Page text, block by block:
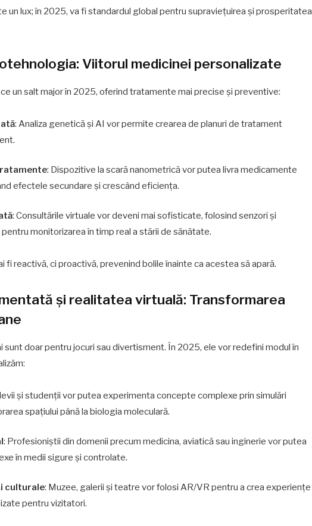
un lux; în 2025, va fi standardul global pentru supraviețuirea și prosperitatea
Viitorul medicinei personalizate
un salt major în 2025, oferind tratamente mai precise și preventive:
: Analiza genetică și AI vor permite crearea de planuri de tratament
: Dispozitive la scară nanometrică vor putea livra medicamente
efectele secundare și crescând eficiența.
: Consultările virtuale vor deveni mai sofisticate, folosind senzori și
monitorizarea în timp real a stării de sănătate.
fi reactivă, ci proactivă, prevenind bolile înainte ca acestea să apară.
și realitatea virtuală: Transformarea
sunt doar pentru jocuri sau divertisment. În 2025, ele vor redefini modul în
și studenții vor putea experimenta concepte complexe prin simulări
spațiului până la biologia moleculară.
: Profesioniștii din domenii precum medicina, aviatică sau inginerie vor putea
în medii sigure și controlate.
culturale: Muzee, galerii și teatre vor folosi AR/VR pentru a crea experiențe
pentru vizitatori.